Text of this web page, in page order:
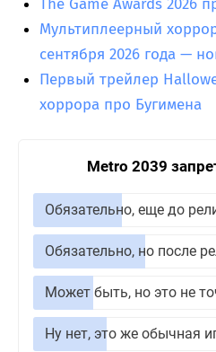
Мультиплеерный
сентября 2026 года —
Первый трейлер
хоррора про Бугимена
Metro 2039
Обязательно, еще до
Обязательно, но после
Может быть, но это не
Ну нет, это же обычная